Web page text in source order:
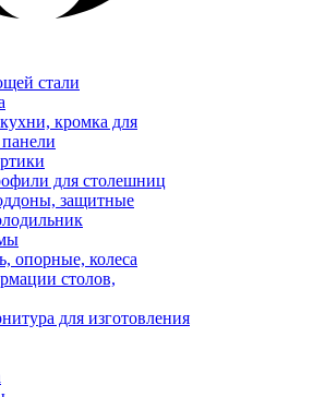
стали
кромка для
для столешниц
защитные
опорные, колеса
столов,
для изготовления